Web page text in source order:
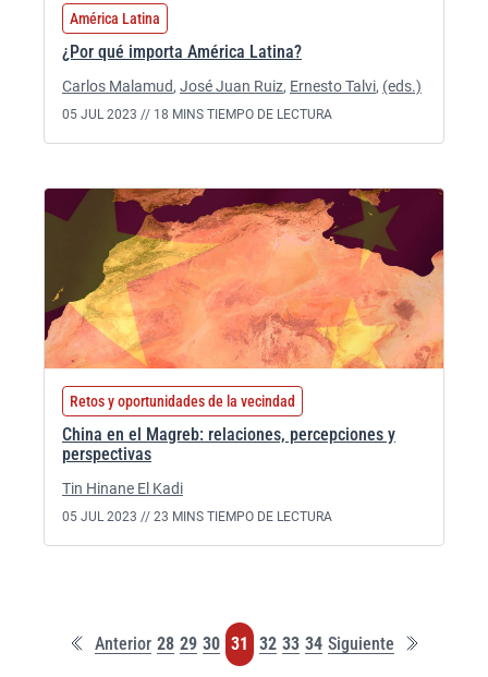
América Latina
¿Por qué importa América Latina?
Carlos Malamud, José Juan Ruiz, Ernesto Talvi, (eds.)
05 JUL 2023 // 18 MINS TIEMPO DE LECTURA
Retos y oportunidades de la vecindad
China en el Magreb: relaciones, percepciones y
perspectivas
Tin Hinane El Kadi
05 JUL 2023 // 23 MINS TIEMPO DE LECTURA
Primera
página
Anterior Página
28 Página
29 Página
30 Página
31 Página
32 Página
33 Página
34 Siguiente
Última
página